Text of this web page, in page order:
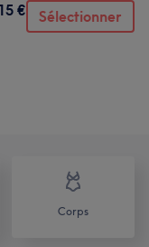
€ Sélectionner
Corps